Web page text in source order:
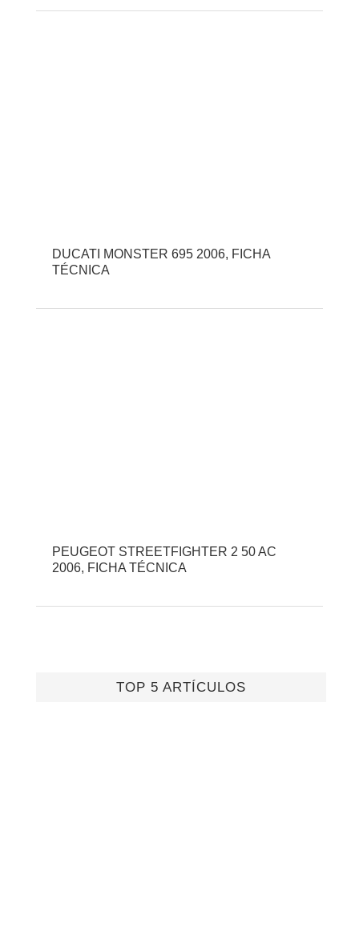
DUCATI MONSTER 695 2006, FICHA
TÉCNICA
PEUGEOT STREETFIGHTER 2 50 AC
2006, FICHA TÉCNICA
TOP 5 ARTÍCULOS